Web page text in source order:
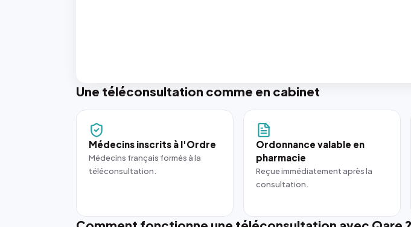
Une téléconsultation comme en cabinet
Médecins inscrits à l'Ordre
Médecins français formés à la
téléconsultation.
Ordonnance valable en
pharmacie
Reçue immédiatement après la
consultation.